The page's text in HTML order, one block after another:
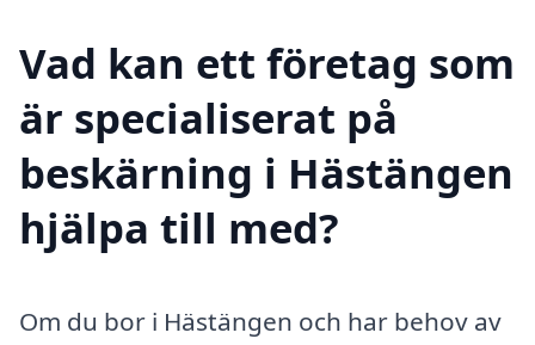
Vad kan ett företag som
är specialiserat på
beskärning i Hästängen
hjälpa till med?
Om du bor i Hästängen och har behov av